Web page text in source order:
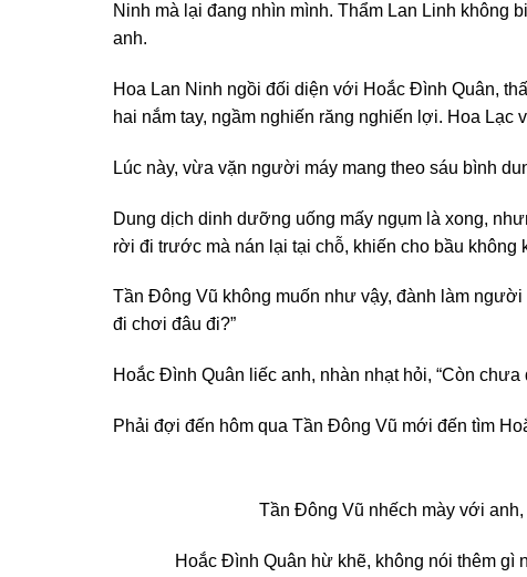
Ninh mà lại đang nhìn mình. Thẩm Lan Linh không
anh.
Hoa Lan Ninh ngồi đối diện với Hoắc Đình Quân,
hai nắm tay, ngầm nghiến răng nghiến lợi. Hoa
Lúc này, vừa vặn người máy mang theo sáu bình
Dung dịch dinh dưỡng uống mấy ngụm là xong,
rời đi trước mà nán lại tại chỗ, khiến cho bầu không
Tần Đông Vũ không muốn như vậy, đành làm
đi chơi đâu đi?”
Hoắc Đình Quân liếc anh, nhàn nhạt hỏi, “Còn chưa
Phải đợi đến hôm qua Tần Đông Vũ mới đến tìm
Tần Đông Vũ nhếch mày với
Hoắc Đình Quân hừ khẽ, không nói thêm gì